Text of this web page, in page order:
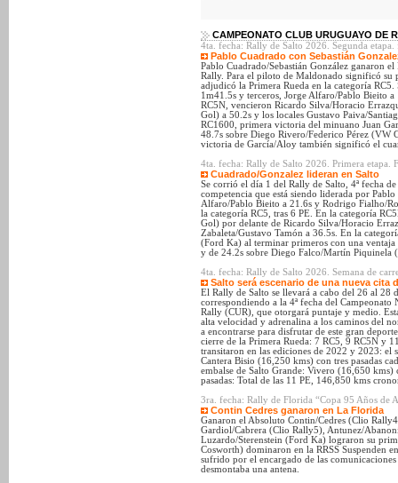
CAMPEONATO CLUB URUGUAYO DE
4ta. fecha: Rally de Salto 2026. Segunda etapa.
Pablo Cuadrado con Sebastián
Pablo Cuadrado/Sebastián González ganaron
Rally. Para el piloto de Maldonado significó su
adjudicó la Primera Rueda en la categoría
1m41.5s y terceros, Jorge Alfaro/Pablo Bieito
RC5N, vencieron Ricardo Silva/Horacio
Gol) a 50.2s y los locales Gustavo Paiva/
RC1600, primera victoria del minuano Juan
48.7s sobre Diego Rivero/Federico Pérez (VW
victoria de García/Aloy también significó el
4ta. fecha: Rally de Salto 2026. Primera etapa.
Cuadrado/Gonzalez lideran en Salto
Se corrió el día 1 del Rally de Salto, 4ª fecha
competencia que está siendo liderada por
Alfaro/Pablo Bieito a 21.6s y Rodrigo Fialho/
la categoría RC5, tras 6 PE. En la categoría
Gol) por delante de Ricardo Silva/Horacio
Zabaleta/Gustavo Tamón a 36.5s. En la
(Ford Ka) al terminar primeros con una
y de 24.2s sobre Diego Falco/Martín Piquinela
4ta. fecha: Rally de Salto 2026. Semana de
Salto será escenario de una nueva cita
El Rally de Salto se llevará a cabo del 26 al 28
correspondiendo a la 4ª fecha del
Rally (CUR), que otorgará puntaje y medio.
alta velocidad y adrenalina a los caminos del
a encontrarse para disfrutar de este gran
cierre de la Primera Rueda: 7 RC5, 9 RC5N y
transitaron en las ediciones de 2022 y 2023:
Cantera Bisio (16,250 kms) con tres pasadas
embalse de Salto Grande: Vivero (16,650 kms)
pasadas: Total de las 11 PE, 146,850 kms
3ra. fecha: Rally de Florida “Copa 95 Años de
Contin Cedres ganaron en La Florida
Ganaron el Absoluto Contin/Cedres (Clio
Gardiol/Cabrera (Clio Rally5), Antunez/
Luzardo/Sterenstein (Ford Ka) lograron su
Cosworth) dominaron en la RRSS Suspenden
sufrido por el encargado de las
desmontaba una antena.